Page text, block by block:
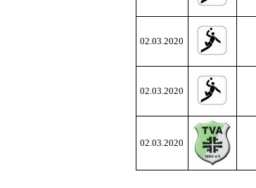
02.03.2020
02.03.2020
02.03.2020